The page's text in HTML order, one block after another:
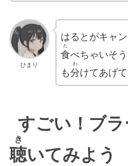
ひまり
はるとがキャ
食
た
べちゃいそ
も分
わ
けてあげ
すごい！ブ
聴
き
いてみよう